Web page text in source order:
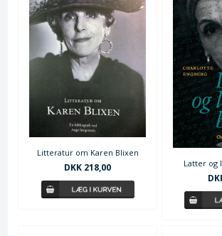
Litteratur om Karen Blixen
DKK 218,00 Latter og